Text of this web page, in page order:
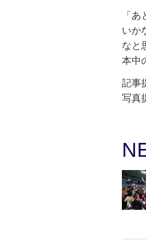
「
いか
なと
本中
記事
写真